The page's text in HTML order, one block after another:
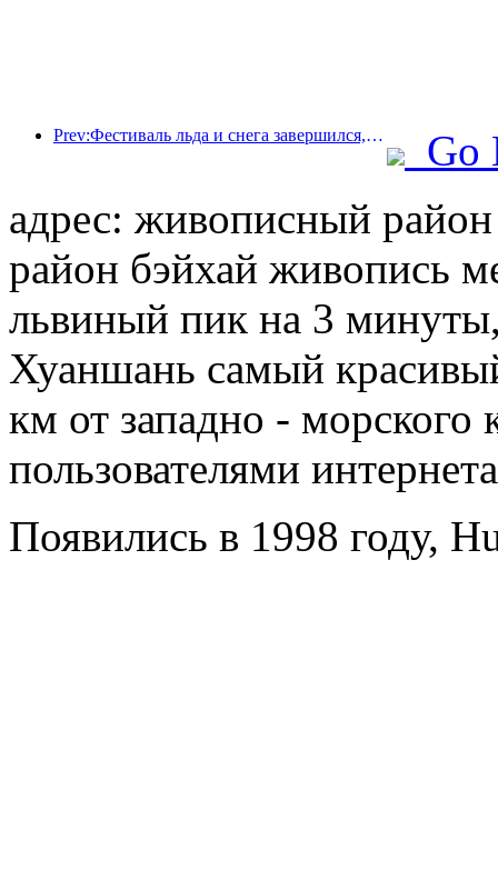
Prev:Фестиваль льда и снега завершился, и Yun Hotel забрал домой первую волну «богатства» в 2025 году.
Go
адрес: живописный
район бэйхай живопись
львиный пик на 3
Хуаншань самый
км от западно - морского
пользователями
Появились в 1998 году,